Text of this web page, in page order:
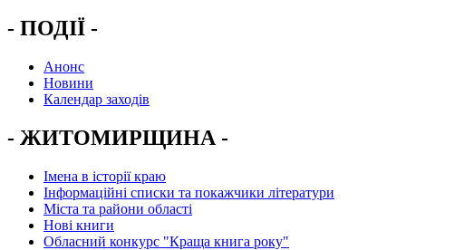
- ПОДІЇ -
Анонс
Новини
Календар заходів
- ЖИТОМИРЩИНА -
Імена в історії краю
Інформаційні списки та покажчики літератури
Міста та райони області
Нові книги
Обласний конкурс "Краща книга року"